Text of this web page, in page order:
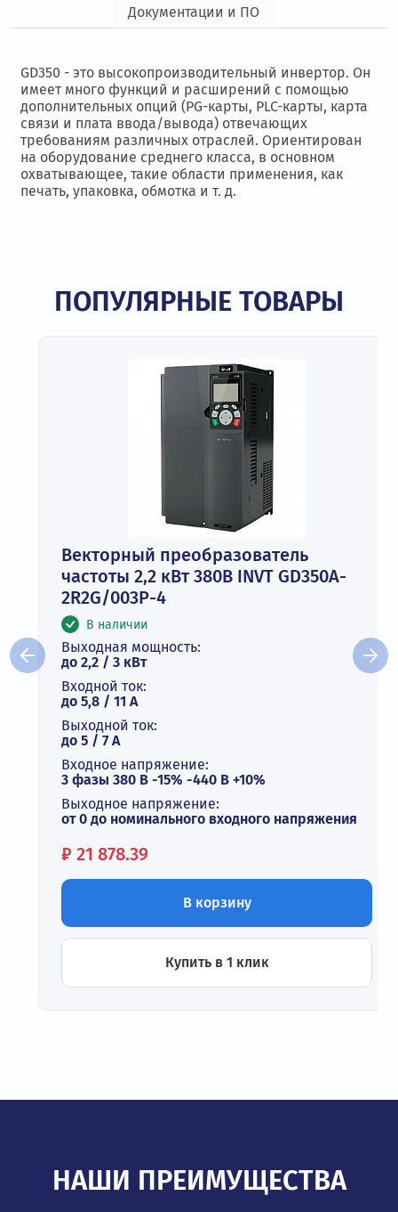
Документации и ПО
GD350 - это высокопроизводительный инвертор. Он
имеет много функций и расширений с помощью
дополнительных опций (PG-карты, PLC-карты, карта
связи и плата ввода/вывода) отвечающих
требованиям различных отраслей. Ориентирован
на оборудование среднего класса, в основном
охватывающее, такие области применения, как
печать, упаковка, обмотка и т. д.
ПОПУЛЯРНЫЕ ТОВАРЫ
Векторный преобразователь
частоты 2,2 кВт 380В INVT GD350A-
2R2G/003P-4
В наличии
Выходная мощность:
до 2,2 / 3 кВт
Входной ток:
до 5,8 / 11 А
Выходной ток:
до 5 / 7 A
Входное напряжение:
3 фазы 380 В -15% -440 В +10%
Выходное напряжение:
от 0 до номинального входного напряжения
Цена:
₽ 21 878.39
В корзину
Купить в 1 клик
НАШИ ПРЕИМУЩЕСТВА